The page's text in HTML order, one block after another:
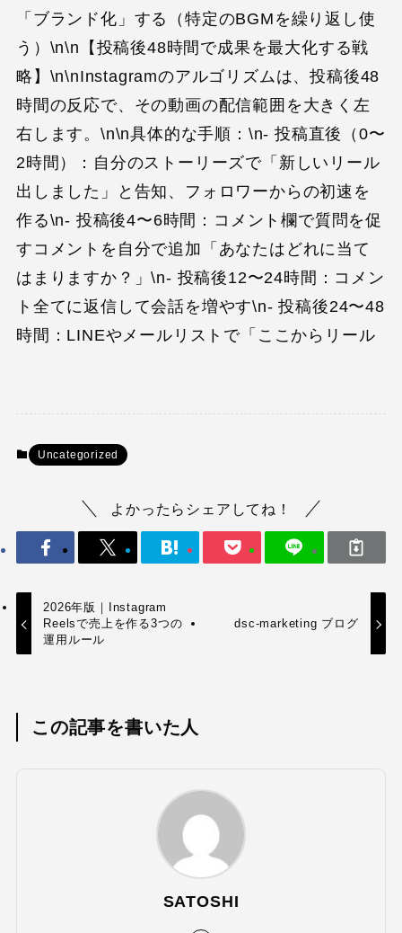
「ブランド化」する（特定のBGMを繰り返し使
う）\n\n【投稿後48時間で成果を最大化する戦
略】\n\nInstagramのアルゴリズムは、投稿後48
時間の反応で、その動画の配信範囲を大きく左
右します。\n\n具体的な手順：\n- 投稿直後（0〜
2時間）：自分のストーリーズで「新しいリール
出しました」と告知、フォロワーからの初速を
作る\n- 投稿後4〜6時間：コメント欄で質問を促
すコメントを自分で追加「あなたはどれに当て
はまりますか？」\n- 投稿後12〜24時間：コメン
ト全てに返信して会話を増やす\n- 投稿後24〜48
時間：LINEやメールリストで「ここからリール
Uncategorized
よかったらシェアしてね！
2026年版｜Instagram
Reelsで売上を作る3つの
運用ルール
dsc-marketing ブログ
この記事を書いた人
SATOSHI